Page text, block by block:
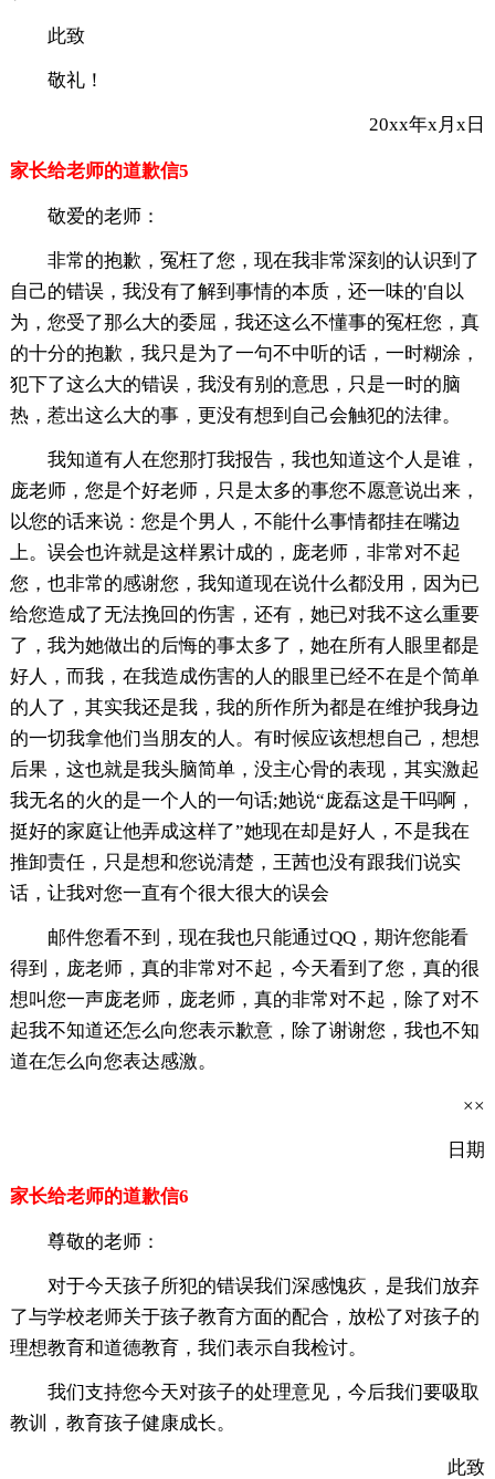
此致
敬礼！
20xx年x月x日
家长给老师的道歉信5
敬爱的老师：
非常的抱歉，冤枉了您，现在我非常深刻的认识到了
自己的错误，我没有了解到事情的本质，还一味的'自以
为，您受了那么大的委屈，我还这么不懂事的冤枉您，真
的十分的抱歉，我只是为了一句不中听的话，一时糊涂，
犯下了这么大的错误，我没有别的意思，只是一时的脑
热，惹出这么大的事，更没有想到自己会触犯的法律。
我知道有人在您那打我报告，我也知道这个人是谁，
庞老师，您是个好老师，只是太多的事您不愿意说出来，
以您的话来说：您是个男人，不能什么事情都挂在嘴边
上。误会也许就是这样累计成的，庞老师，非常对不起
您，也非常的感谢您，我知道现在说什么都没用，因为已
给您造成了无法挽回的伤害，还有，她已对我不这么重要
了，我为她做出的后悔的事太多了，她在所有人眼里都是
好人，而我，在我造成伤害的人的眼里已经不在是个简单
的人了，其实我还是我，我的所作所为都是在维护我身边
的一切我拿他们当朋友的人。有时候应该想想自己，想想
后果，这也就是我头脑简单，没主心骨的表现，其实激起
我无名的火的是一个人的一句话;她说“庞磊这是干吗啊，
挺好的家庭让他弄成这样了”她现在却是好人，不是我在
推卸责任，只是想和您说清楚，王茜也没有跟我们说实
话，让我对您一直有个很大很大的误会
邮件您看不到，现在我也只能通过QQ，期许您能看
得到，庞老师，真的非常对不起，今天看到了您，真的很
想叫您一声庞老师，庞老师，真的非常对不起，除了对不
起我不知道还怎么向您表示歉意，除了谢谢您，我也不知
道在怎么向您表达感激。
××
日期
家长给老师的道歉信6
尊敬的老师：
对于今天孩子所犯的错误我们深感愧疚，是我们放弃
了与学校老师关于孩子教育方面的配合，放松了对孩子的
理想教育和道德教育，我们表示自我检讨。
我们支持您今天对孩子的处理意见，今后我们要吸取
教训，教育孩子健康成长。
此致